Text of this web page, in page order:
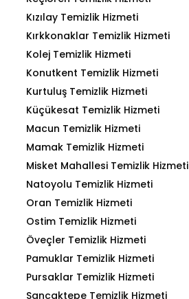
Kızılay Temizlik Hizmeti
Kırkkonaklar Temizlik Hizmeti
Kolej Temizlik Hizmeti
Konutkent Temizlik Hizmeti
Kurtuluş Temizlik Hizmeti
Küçükesat Temizlik Hizmeti
Macun Temizlik Hizmeti
Mamak Temizlik Hizmeti
Misket Mahallesi Temizlik Hizmeti
Natoyolu Temizlik Hizmeti
Oran Temizlik Hizmeti
Ostim Temizlik Hizmeti
Öveçler Temizlik Hizmeti
Pamuklar Temizlik Hizmeti
Pursaklar Temizlik Hizmeti
Sancaktepe Temizlik Hizmeti